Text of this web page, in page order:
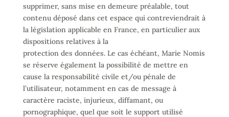
supprimer, sans mise en demeure préalable, tout
contenu déposé dans cet espace qui contreviendrait à
la législation applicable en France, en particulier aux
dispositions relatives à la
protection des données. Le cas échéant, Marie Nomis
se réserve également la possibilité de mettre en
cause la responsabilité civile et/ou pénale de
l’utilisateur, notamment en cas de message à
caractère raciste, injurieux, diffamant, ou
pornographique, quel que soit le support utilisé